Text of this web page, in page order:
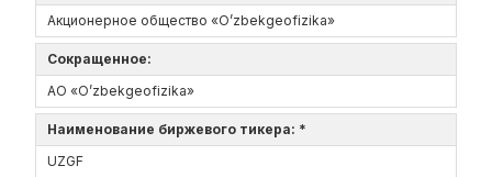
Акционерное общество «O’zbekgeofizika»
Сокращенное:
АО «O’zbekgeofizika»
Наименование биржевого тикера: *
UZGF